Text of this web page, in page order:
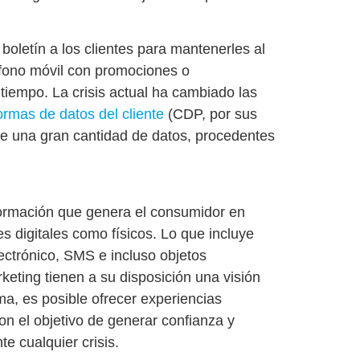
a los clientes para mantenerles al
móvil con promociones o
La crisis actual ha cambiado las
de datos del cliente (CDP, por sus
una gran cantidad de datos, procedentes
que genera el consumidor en
digitales como físicos. Lo que incluye
SMS e incluso objetos
tienen a su disposición una visión
es posible ofrecer experiencias
el objetivo de generar confianza y
cualquier crisis.